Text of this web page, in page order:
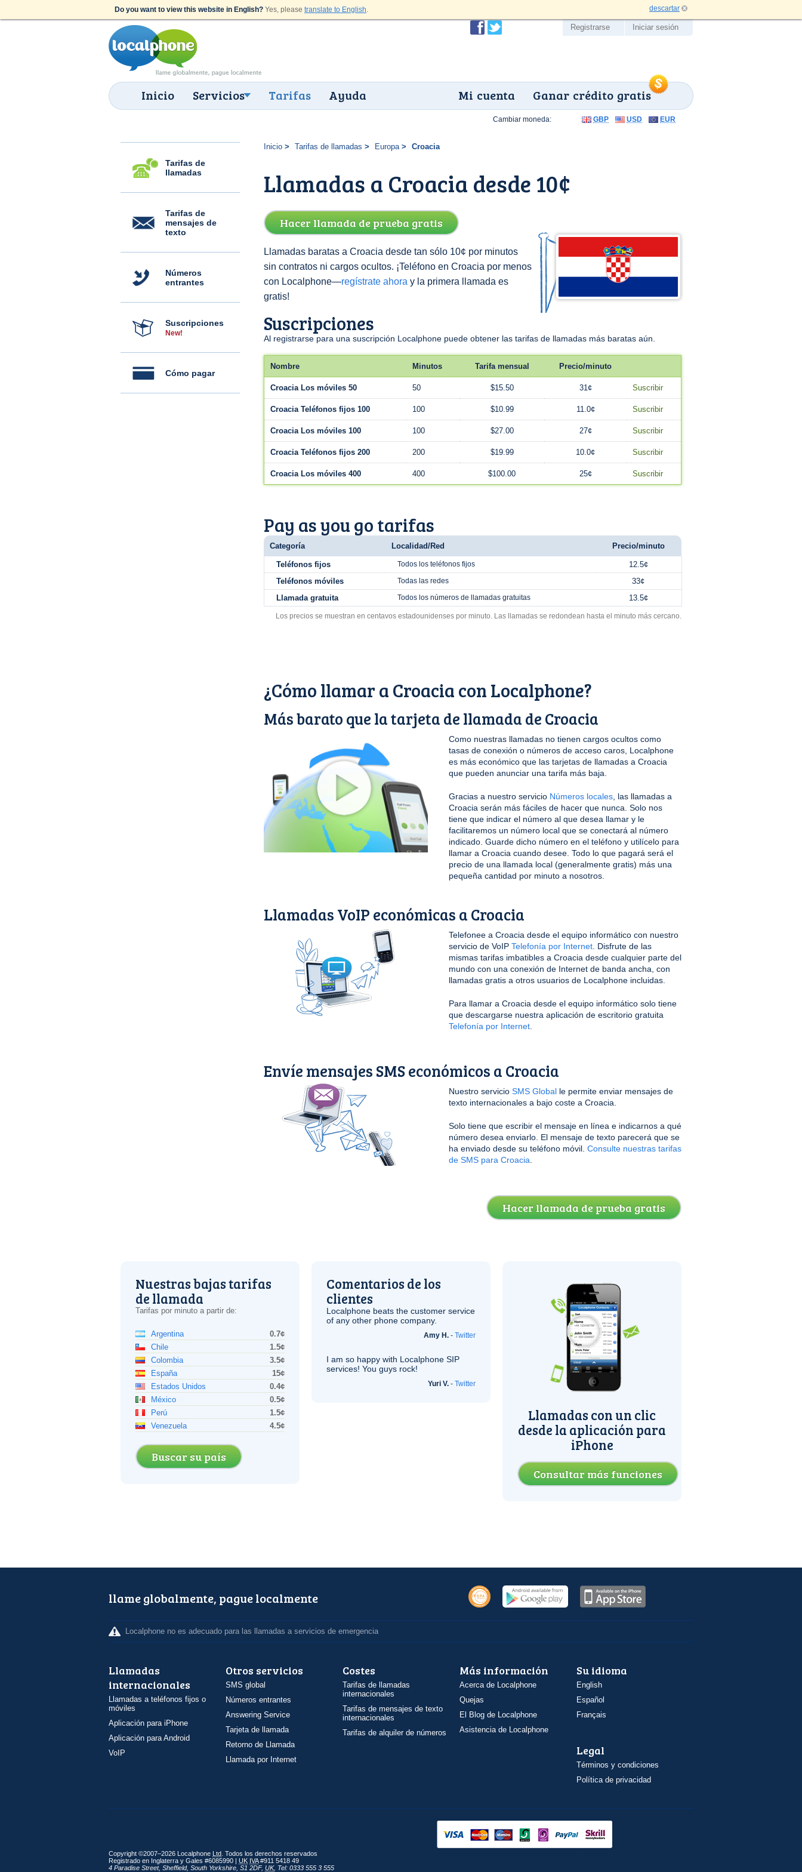
Do you want to view this website in English? Yes, please translate to English. descartar
Inicio Servicios Tarifas Ayuda Ganar crédito gratis
Mi cuenta
Registrarse Iniciar sesión
Tarifas de
llamadas
Tarifas de
mensajes de
texto
Números
entrantes
Suscripciones
New!
Cómo pagar
Inicio Tarifas de llamadas Europa Croacia
Llamadas a Croacia desde 10¢
Hacer llamada de prueba gratis
Llamadas baratas a Croacia desde tan sólo 10¢ por minutos
sin contratos ni cargos ocultos. ¡Teléfono en Croacia por menos
con Localphone—regístrate ahora y la primera llamada es
gratis!
Suscripciones
Al registrarse para una suscripción Localphone puede obtener las tarifas de llamadas más baratas aún.
Nombre Minutos Tarifa mensual Precio/minuto
Croacia Los móviles 50 50 $15.50 31¢ Suscribir
Croacia Teléfonos fijos 100 100 $10.99 11.0¢ Suscribir
Croacia Los móviles 100 100 $27.00 27¢ Suscribir
Croacia Teléfonos fijos 200 200 $19.99 10.0¢ Suscribir
Croacia Los móviles 400 400 $100.00 25¢ Suscribir
Pay as you go tarifas
Cambiar moneda: GBP USD EUR
Categoría Localidad/Red Precio/minuto
Teléfonos fijos Todos los teléfonos fijos
12.5¢
Teléfonos móviles
Todas las redes
33¢
Llamada gratuita
Todos los números de llamadas gratuitas 13.5¢
Los precios se muestran en centavos estadounidenses por minuto. Las llamadas se redondean hasta el minuto más cercano.
¿Cómo llamar a Croacia con Localphone?
Más barato que la tarjeta de llamada de Croacia
Como nuestras llamadas no tienen cargos ocultos como
tasas de conexión o números de acceso caros, Localphone
es más económico que las tarjetas de llamadas a Croacia
que pueden anunciar una tarifa más baja.
Gracias a nuestro servicio Números locales , las llamadas a
Croacia serán más fáciles de hacer que nunca. Solo nos
tiene que indicar el número al que desea llamar y le
facilitaremos un número local que se conectará al número
indicado. Guarde dicho número en el teléfono y utilícelo para
llamar a Croacia cuando desee. Todo lo que pagará será el
precio de una llamada local (generalmente gratis) más una
pequeña cantidad por minuto a nosotros.
Llamadas VoIP económicas a Croacia
Telefonee a Croacia desde el equipo informático con nuestro
servicio de VoIP Telefonía por Internet . Disfrute de las
mismas tarifas imbatibles a Croacia desde cualquier parte del
mundo con una conexión de Internet de banda ancha, con
llamadas gratis a otros usuarios de Localphone incluidas.
Para llamar a Croacia desde el equipo informático solo tiene
que descargarse nuestra aplicación de escritorio gratuita
Telefonía por Internet
Envíe mensajes SMS económicos a Croacia
Nuestro servicio SMS Global le permite enviar mensajes de
texto internacionales a bajo coste a Croacia.
Solo tiene que escribir el mensaje en línea e indicarnos a qué
número desea enviarlo. El mensaje de texto parecerá que se
ha enviado desde su teléfono móvil. Consulte nuestras tarifas
de SMS para Croacia
Hacer llamada de prueba gratis
Nuestras bajas tarifas
de llamada
Tarifas por minuto a partir de:
Argentina
0.7¢
Chile
1.5¢
Colombia
3.5¢
España
15¢
Estados Unidos
0.4¢
México
0.5¢
Perú
1.5¢
Venezuela
4.5¢
Buscar su país
Comentarios de los
clientes
Localphone beats the customer service
of any other phone company.
Amy H. - Twitter
I am so happy with Localphone SIP
services! You guys rock!
Yuri V. - Twitter
Llamadas con un clic
desde la aplicación para
iPhone
Consultar más funciones
llame globalmente, pague localmente
Localphone no es adecuado para las llamadas a servicios de emergencia
Llamadas
internacionales
Llamadas a teléfonos fijos o
móviles
Aplicación para iPhone
Aplicación para Android
VoIP
Otros servicios
SMS global
Números entrantes
Answering Service
Tarjeta de llamada
Retorno de Llamada
Llamada por Internet
Costes
Tarifas de llamadas
internacionales
Tarifas de mensajes de texto
internacionales
Tarifas de alquiler de números
Más información
Acerca de Localphone
Quejas
El Blog de Localphone
Asistencia de Localphone
Su idioma
English
Español
Français
Legal
Términos y condiciones
Política de privacidad
Copyright ©2007–2026 Localphone Ltd . Todos los derechos reservados
Registrado en Inglaterra y Gales #6085990 | UK IVA#911 5418 49
4 Paradise Street, Sheffield, South Yorkshire S1 2DF, UK, Tel: 0333 555 3 555